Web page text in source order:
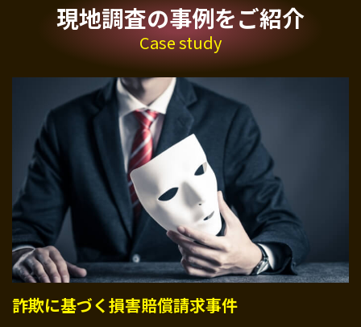
現地調査の事例をご紹介
Case study
詐欺に基づく損害賠償請求事件